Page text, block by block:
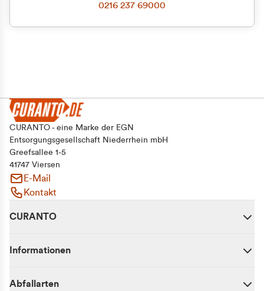
0216 237 69000
CURANTO - eine Marke der EGN
Entsorgungsgesellschaft Niederrhein mbH
Greefsallee 1-5
41747 Viersen
E-Mail
Kontakt
CURANTO
Informationen
Abfallarten